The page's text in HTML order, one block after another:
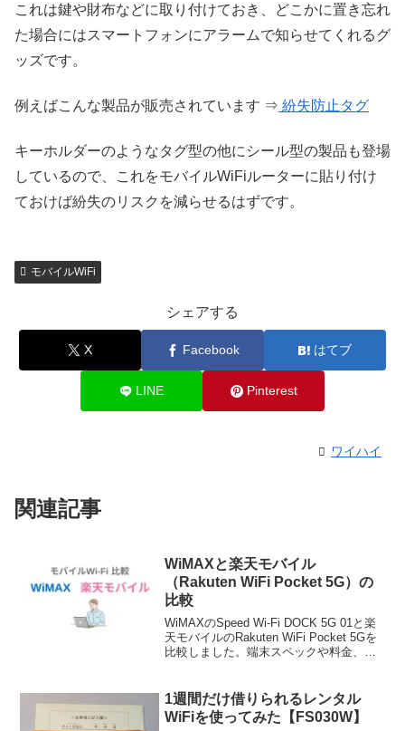
これは鍵や財布などに取り付けておき、どこかに置き忘れ
た場合にはスマートフォンにアラームで知らせてくれるグ
ッズです。
例えばこんな製品が販売されています ⇒ 紛失防止タグ
キーホルダーのようなタグ型の他にシール型の製品も登場
しているので、これをモバイルWiFiルーターに貼り付け
ておけば紛失のリスクを減らせるはずです。
モバイルWiFi
シェアする
X Facebook はてブ
LINE Pinterest
ワイハイ
関連記事
WiMAXと楽天モバイル
（Rakuten WiFi Pocket 5G）の
比較
WiMAXのSpeed Wi-Fi DOCK 5G 01と楽
天モバイルのRakuten WiFi Pocket 5Gを
比較しました。端末スペックや料金、キ
1週間だけ借りられるレンタル
WiFiを使ってみた【FS030W】